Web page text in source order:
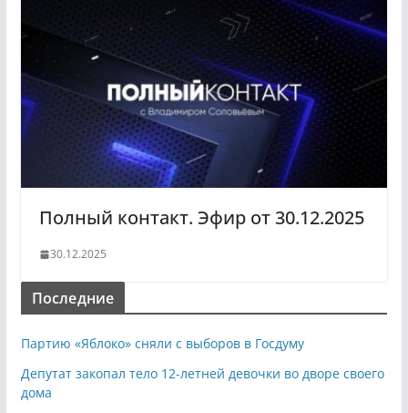
Полный контакт. Эфир от 30.12.2025
30.12.2025
Последние
Партию «Яблоко» сняли с выборов в Госдуму
Депутат закопал тело 12-летней девочки во дворе своего
дома